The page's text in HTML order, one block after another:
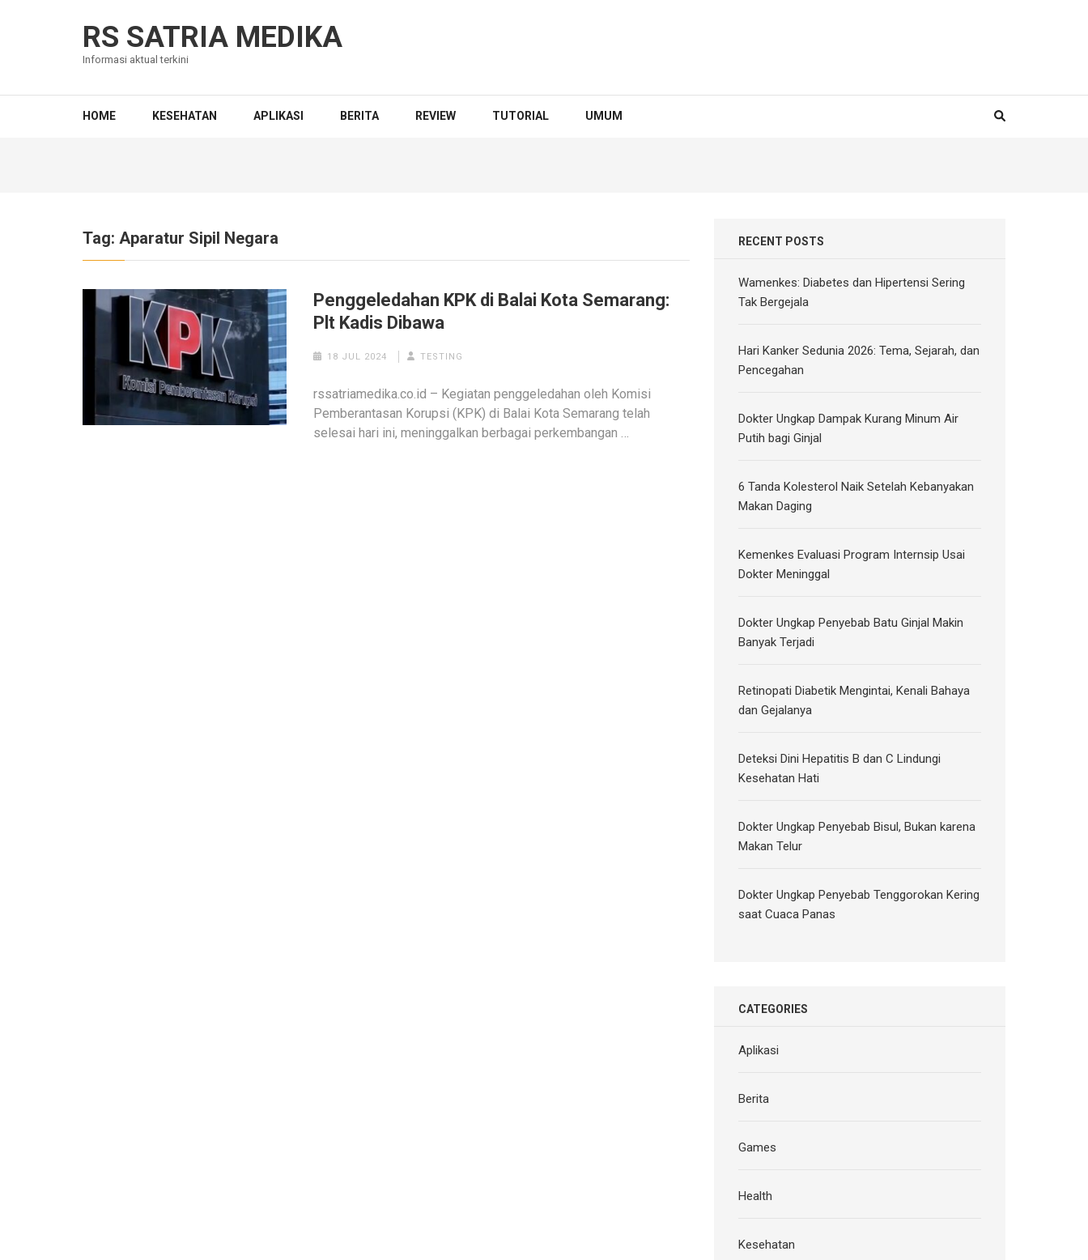
RS SATRIA MEDIKA
Informasi aktual terkini
HOME KESEHATAN APLIKASI BERITA REVIEW TUTORIAL UMUM
Tag: Aparatur Sipil Negara
Penggeledahan KPK di Balai Kota Semarang:
Plt Kadis Dibawa
18 JUL 2024 TESTING
rssatriamedika.co.id – Kegiatan penggeledahan oleh Komisi
Pemberantasan Korupsi (KPK) di Balai Kota Semarang telah
selesai hari ini, meninggalkan berbagai perkembangan …
RECENT POSTS
Wamenkes: Diabetes dan Hipertensi Sering
Tak Bergejala
Hari Kanker Sedunia 2026: Tema, Sejarah, dan
Pencegahan
Dokter Ungkap Dampak Kurang Minum Air
Putih bagi Ginjal
6 Tanda Kolesterol Naik Setelah Kebanyakan
Makan Daging
Kemenkes Evaluasi Program Internsip Usai
Dokter Meninggal
Dokter Ungkap Penyebab Batu Ginjal Makin
Banyak Terjadi
Retinopati Diabetik Mengintai, Kenali Bahaya
dan Gejalanya
Deteksi Dini Hepatitis B dan C Lindungi
Kesehatan Hati
Dokter Ungkap Penyebab Bisul, Bukan karena
Makan Telur
Dokter Ungkap Penyebab Tenggorokan Kering
saat Cuaca Panas
CATEGORIES
Aplikasi
Berita
Games
Health
Kesehatan